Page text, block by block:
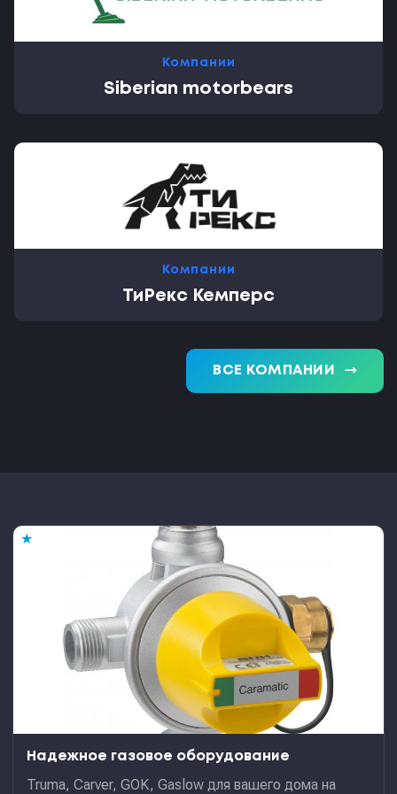
Компании
Siberian motorbears
Компании
ТиРекс Кемперс
ВСЕ КОМПАНИИ trending_flat
★
Надежное газовое оборудование
Truma, Carver, GOK, Gaslow для вашего дома на